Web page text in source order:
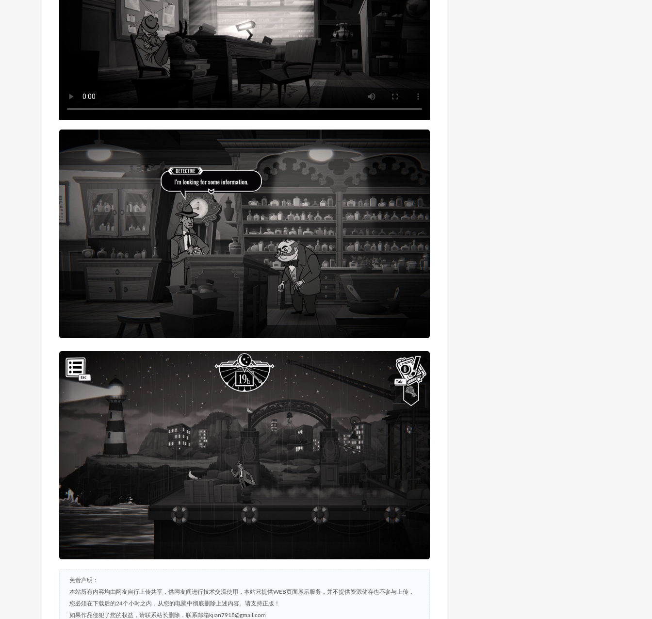
免责声明：
本站所有内容均由网友自行上传共享，供网友间进行技术交流使用，本站只提供WEB页面展示服务，并不提供资源储存也不参与上传，
您必须在下载后的24个小时之内，从您的电脑中彻底删除上述内容。请支持正版！
如果作品侵犯了您的权益，请联系站长删除，联系邮箱kjian7918@gmail.com